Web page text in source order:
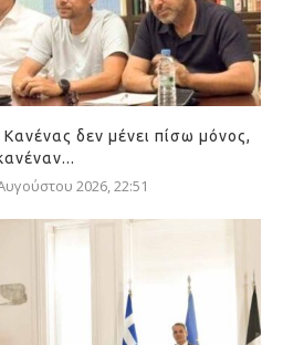
δεν μένει πίσω μόνος,
2026, 22:51